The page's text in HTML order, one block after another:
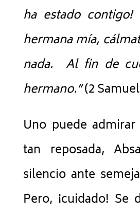
ha estado
hermana mía,
nada. Al fin de
hermano.”(2
Uno puede
tan reposada,
silencio ante
Pero, ¡cuidado! Se